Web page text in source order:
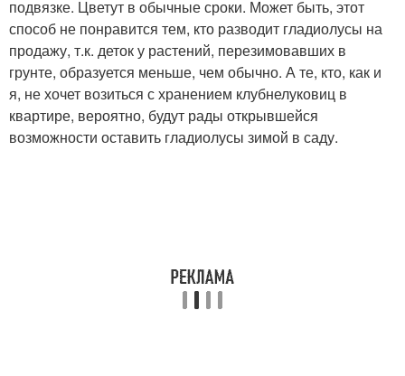
подвязке. Цветут в обычные сроки. Может быть, этот
способ не понравится тем, кто разводит гладиолусы на
продажу, т.к. деток у растений, перезимовавших в
грунте, образуется меньше, чем обычно. А те, кто, как и
я, не хочет возиться с хранением клубнелуковиц в
квартире, вероятно, будут рады открывшейся
возможности оставить гладиолусы зимой в саду.